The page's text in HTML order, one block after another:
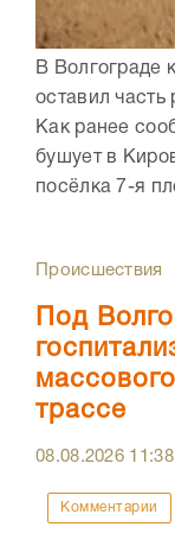
В Волгограде
оставил часть
Как ранее
бушует в
посёлка 7-я
Происшествия
Под
трассе
08.08.2026 11:38
Комментарии